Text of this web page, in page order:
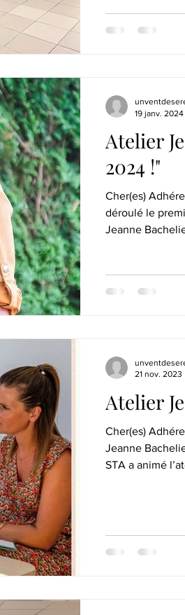
Atelier
2024 !"
Cher(es)
déroulé le
Jeanne
19 janv. 2024
Atelier
Cher(es)
Jeanne Bachelier,
STA a animé
21 nov. 2023